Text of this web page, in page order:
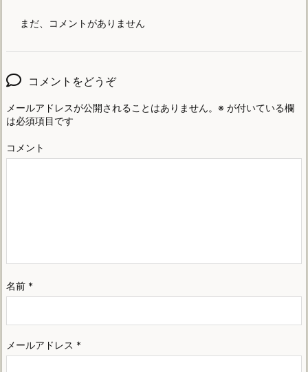
まだ、コメントがありません
コメントをどうぞ
メールアドレスが公開されることはありません。 ※ が付いている欄
は必須項目です
コメント
名前 *
メールアドレス *